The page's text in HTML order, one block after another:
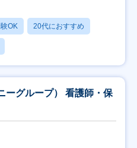
OK 20代におすすめ
ーグループ） 看護師・保